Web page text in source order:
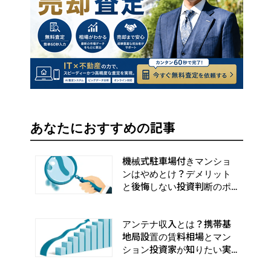
あなたにおすすめの記事
機械式駐車場付きマンショ
ンはやめとけ？デメリット
と後悔しない投資判断のポ
アンテナ収入とは？携帯基
地局設置の賃料相場とマン
ション投資家が知りたい実